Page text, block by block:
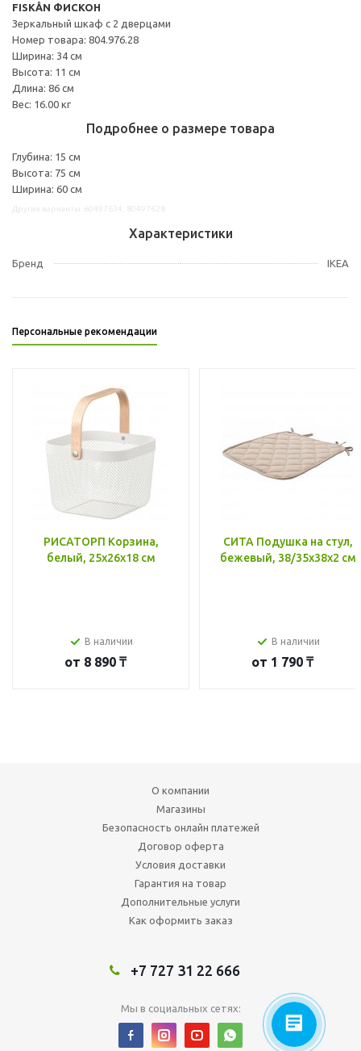
FISKÅN ФИСКОН
Зеркальный шкаф с 2 дверцами
Номер товара: 804.976.28
Ширина: 34 см
Высота: 11 см
Длина: 86 см
Вес: 16.00 кг
Подробнее о размере товара
Глубина: 15 см
Высота: 75 см
Ширина: 60 см
Характеристики
Бренд IKEA
Персональные рекомендации
РИСАТОРП Корзина,
белый, 25x26x18 см
В наличии
от 8 890 ₸
СИТА Подушка на стул,
бежевый, 38/35x38x2 см
В наличии
от 1 790 ₸
О компании
Магазины
Безопасность онлайн платежей
Договор оферта
Условия доставки
Гарантия на товар
Дополнительные услуги
Как оформить заказ
+7 727 31 22 666
Мы в социальных сетях: